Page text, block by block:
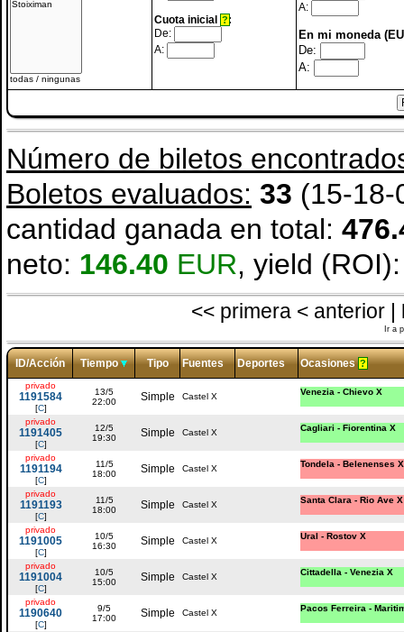
todas / ningunas
Cuota inicial ?
:
De:
A:
A:
En mi moneda
De:
A:
Número de biletos
Boletos evaluados: 33 (15-
cantidad ganada en total:
neto: 146.40 EUR, yield
<< primera < anterior |
Ir a
ID/Acción Tiempo Tipo Fuentes Deportes Ocasiones ?
privado
1191584
[C]
13/5
22:00
Simple Castel X Venezia - Chievo X
privado
1191405
[C]
12/5
19:30
Simple Castel X Cagliari - Fiorentina X
privado
1191194
[C]
11/5
18:00
Simple Castel X Tondela - Belenenses X
privado
1191193
[C]
11/5
18:00
Simple Castel X Santa Clara - Rio Ave X
privado
1191005
[C]
10/5
16:30
Simple Castel X Ural - Rostov X
privado
1191004
[C]
10/5
15:00
Simple Castel X Cittadella - Venezia X
privado
1190640
[C]
9/5
17:00
Simple Castel X Pacos Ferreira -